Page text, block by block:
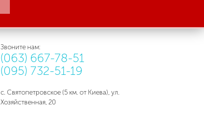
Звоните нам:
(063) 667-78-51
(095) 732-51-19
с. Святопетровское (5 км. от Киева), ул.
Хозяйственная, 20